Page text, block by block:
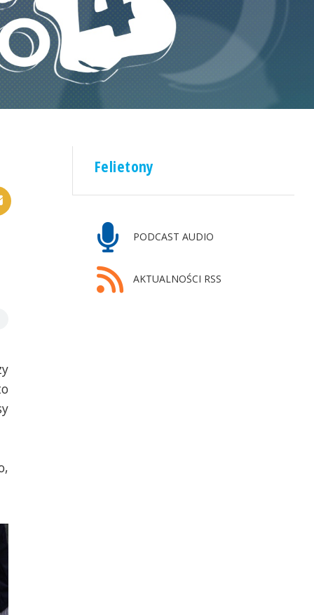
Felietony
PODCAST AUDIO
AKTUALNOŚCI RSS